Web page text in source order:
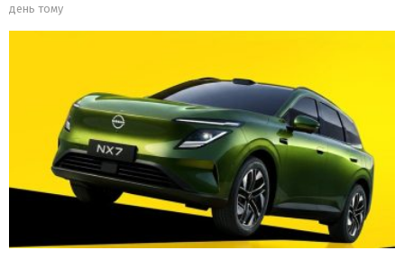
день тому